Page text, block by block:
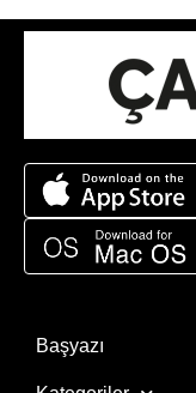
Başyazı